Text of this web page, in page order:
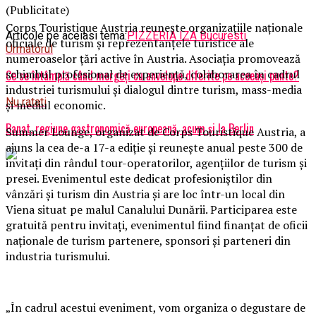
(Publicitate)
Articole pe aceiasi tema:PIZZERIA IZA Bucuresti
Urmatorul
Ce se întâmplă când mergeți cu anvelope diferite pe aceeași punte?
Nu ratati
Banat, regiune gastronomică europeană, acum și la Berlin
Corps Touristique Austria reunește organizațiile naționale
oficiale de turism și reprezentanțele turistice ale
numeroaselor țări active în Austria. Asociația promovează
schimbul profesional de experiență, colaborarea în cadrul
industriei turismului și dialogul dintre turism, mass-media
și mediul economic.
Summer Lounge, organizat de Corps Touristique Austria, a
ajuns la cea de-a 17-a ediție și reunește anual peste 300 de
invitați din rândul tour-operatorilor, agențiilor de turism și
presei. Evenimentul este dedicat profesioniștilor din
vânzări și turism din Austria și are loc într-un local din
Viena situat pe malul Canalului Dunării. Participarea este
gratuită pentru invitați, evenimentul fiind finanțat de oficii
naționale de turism partenere, sponsori și parteneri din
industria turismului.
„În cadrul acestui eveniment, vom organiza o degustare de